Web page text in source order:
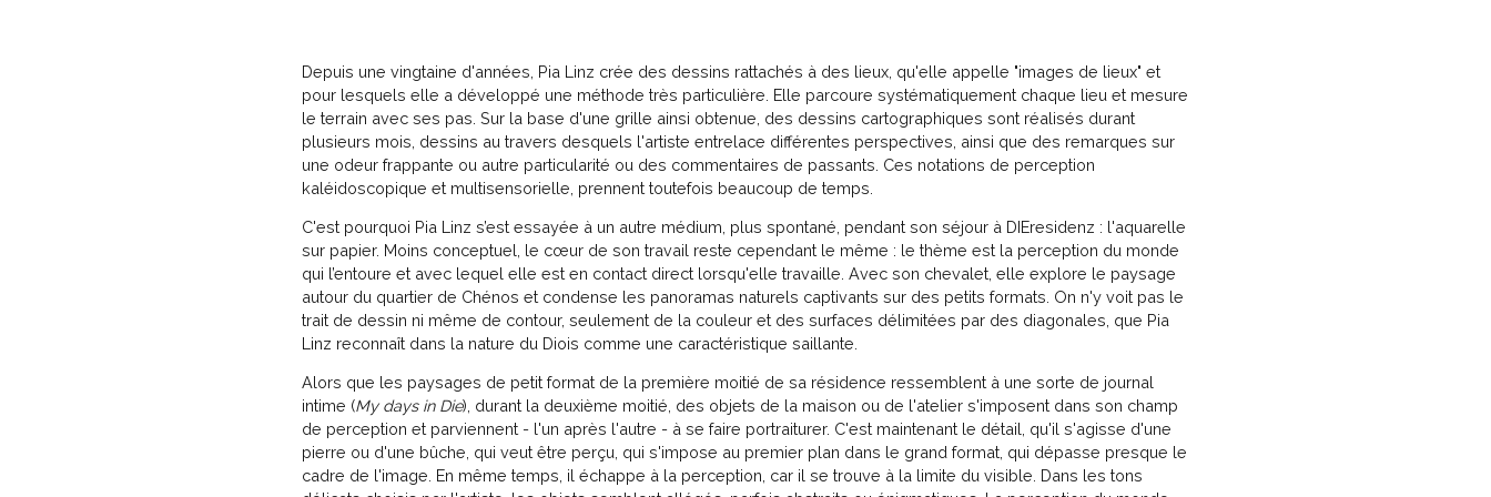
Depuis une vingtaine d'années, Pia Linz crée des dessins rattachés à des lieux, qu'elle appelle "images de lieux" et
pour lesquels elle a développé une méthode très particulière. Elle parcoure systématiquement chaque lieu et mesure
le terrain avec ses pas. Sur la base d'une grille ainsi obtenue, des dessins cartographiques sont réalisés durant
plusieurs mois, dessins au travers desquels l'artiste entrelace différentes perspectives, ainsi que des remarques sur
une odeur frappante ou autre particularité ou des commentaires de passants. Ces notations de perception
kaléidoscopique et multisensorielle, prennent toutefois beaucoup de temps.
C'est pourquoi Pia Linz s’est essayée à un autre médium, plus spontané, pendant son séjour à DIEresidenz : l'aquarelle
sur papier. Moins conceptuel, le cœur de son travail reste cependant le même : le thème est la perception du monde
qui l’entoure et avec lequel elle est en contact direct lorsqu'elle travaille. Avec son chevalet, elle explore le paysage
autour du quartier de Chénos et condense les panoramas naturels captivants sur des petits formats. On n'y voit pas le
trait de dessin ni même de contour, seulement de la couleur et des surfaces délimitées par des diagonales, que Pia
Linz reconnaît dans la nature du Diois comme une caractéristique saillante.
Alors que les paysages de petit format de la première moitié de sa résidence ressemblent à une sorte de journal
intime (My days in Die), durant la deuxième moitié, des objets de la maison ou de l'atelier s'imposent dans son champ
de perception et parviennent - l'un après l'autre - à se faire portraiturer. C'est maintenant le détail, qu'il s'agisse d'une
pierre ou d'une bûche, qui veut être perçu, qui s'impose au premier plan dans le grand format, qui dépasse presque le
cadre de l'image. En même temps, il échappe à la perception, car il se trouve à la limite du visible. Dans les tons